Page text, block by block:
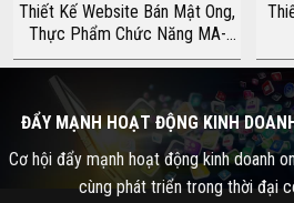
Thiết Kế Website Bán Mật Ong,
Thực Phẩm Chức Năng MA-
003
ĐẨY MẠNH HOẠT ĐỘNG KINH
Cơ hội đẩy mạnh hoạt động kinh doanh
cùng phát triển trong thời đại